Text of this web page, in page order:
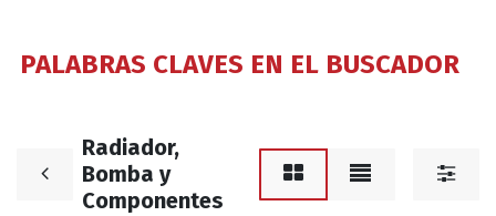
PALABRAS CLAVES EN EL BUSCADOR
Radiador,
Bomba y
Componentes